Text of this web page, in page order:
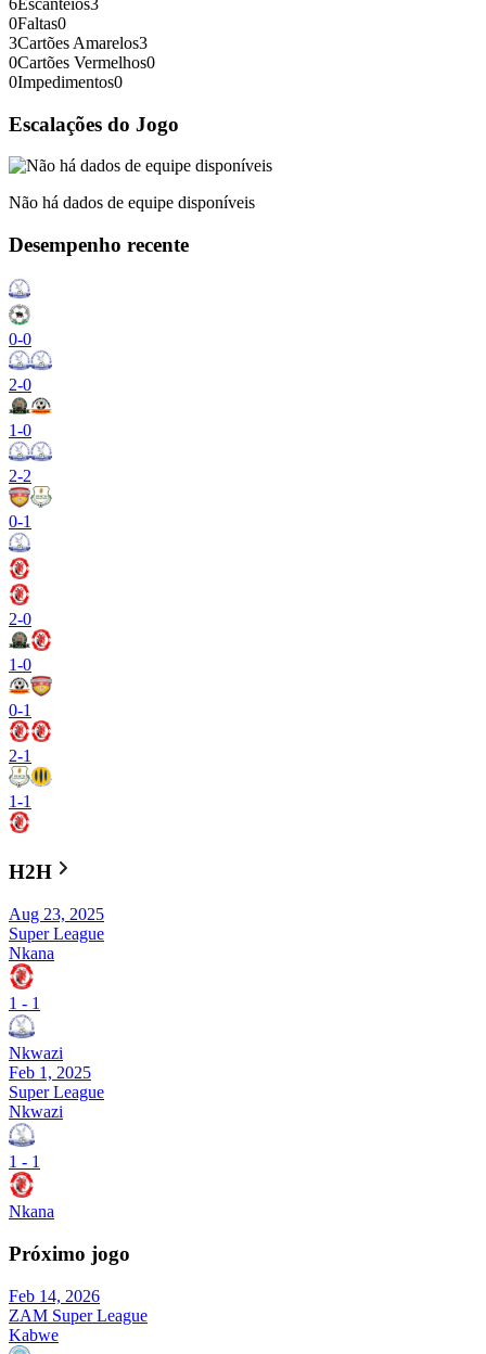
0Faltas0
3Cartões Amarelos3
0Cartões Vermelhos0
0Impedimentos0
Escalações do Jogo
Não há dados de equipe disponíveis
Desempenho recente
0-0
2-0
1-0
2-2
0-1
2-0
1-0
0-1
2-1
1-1
H2H
Aug 23, 2025
Super League
Nkana
1 - 1
Nkwazi
Feb 1, 2025
Super League
Nkwazi
1 - 1
Nkana
Próximo jogo
Feb 14, 2026
ZAM Super League
Kabwe